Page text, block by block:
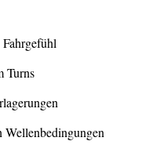
Turns